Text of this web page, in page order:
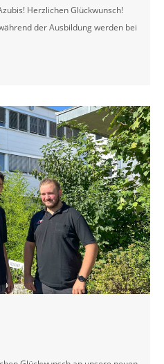
Herzlichen Glückwunsch!
der Ausbildung werden bei